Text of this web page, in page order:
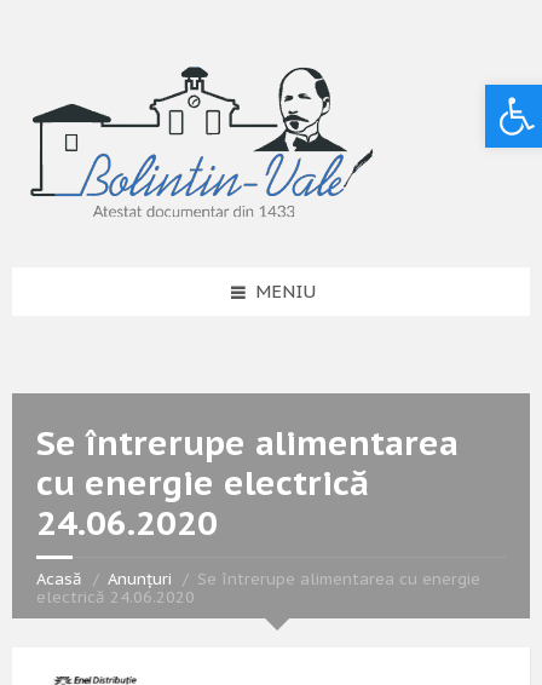
MENIU
Se întrerupe alimentarea
cu energie electrică
24.06.2020
Acasă Anunțuri
Se întrerupe alimentarea cu energie
electrică 24.06.2020
Deschide bara de unelte